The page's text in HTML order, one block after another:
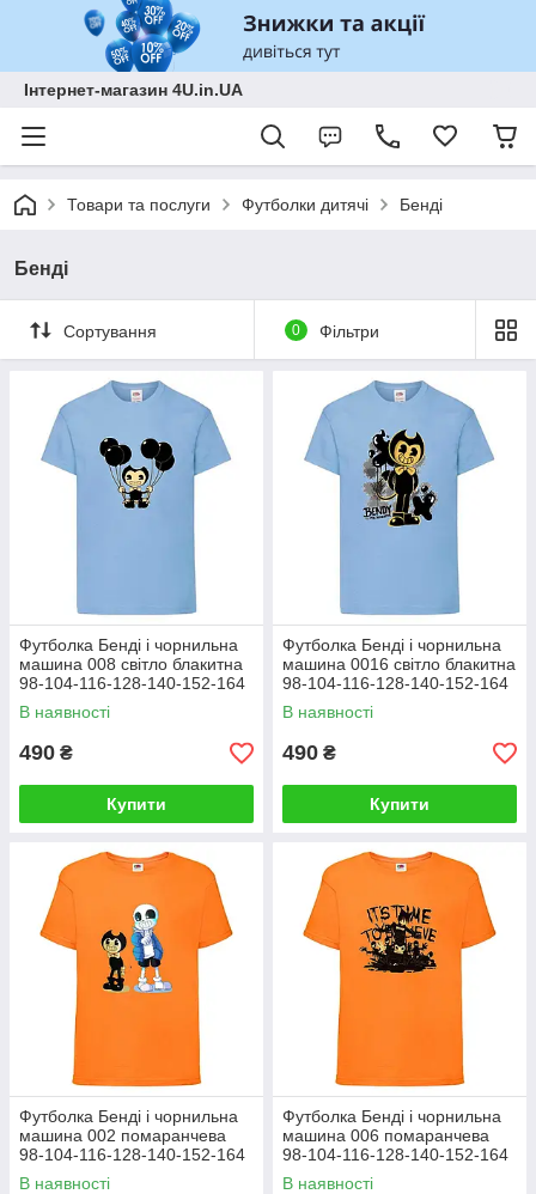
Інтернет-магазин 4U.in.UA
Товари та послуги Футболки дитячі Бенді
Бенді
Сортування 0 Фільтри
Футболка Бенді і чорнильна
машина 008 світло блакитна
98-104-116-128-140-152-164
розмір
В наявності
490 ₴
Купити
Футболка Бенді і чорнильна
машина 0016 світло блакитна
98-104-116-128-140-152-164
розмір
В наявності
490 ₴
Купити
Футболка Бенді і чорнильна
машина 002 помаранчева
98-104-116-128-140-152-164
розмір
В наявності
Футболка Бенді і чорнильна
машина 006 помаранчева
98-104-116-128-140-152-164
розмір
В наявності